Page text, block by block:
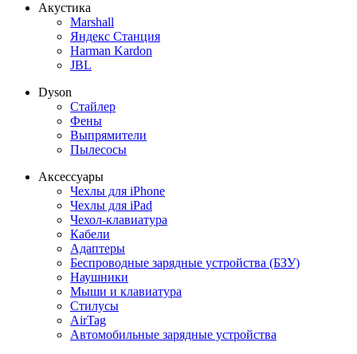
Акустика
Marshall
Яндекс Станция
Harman Kardon
JBL
Dyson
Стайлер
Фены
Выпрямители
Пылесосы
Аксессуары
Чехлы для iPhone
Чехлы для iPad
Чехол-клавиатура
Кабели
Адаптеры
Беспроводные зарядные устройства (БЗУ)
Наушники
Мыши и клавиатура
Стилусы
AirTag
Автомобильные зарядные устройства